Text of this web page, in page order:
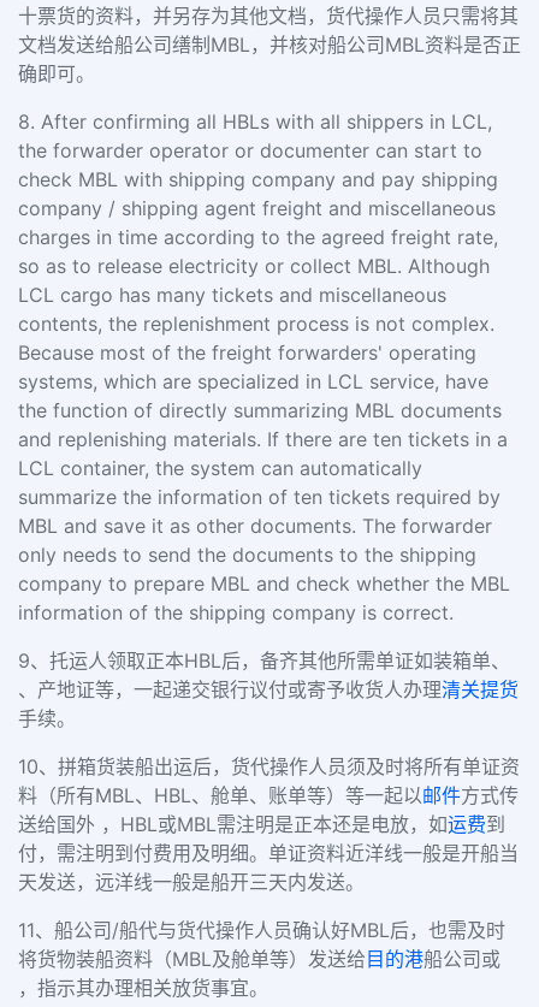
十票货的资料，并另存为其他文档，货代操作人员只需将其
文档发送给船公司缮制MBL，并核对船公司MBL资料是否正
确即可。
8. After confirming all HBLs with all shippers in LCL,
the forwarder operator or documenter can start to
check MBL with shipping company and pay shipping
company / shipping agent freight and miscellaneous
charges in time according to the agreed freight rate,
so as to release electricity or collect MBL. Although
LCL cargo has many tickets and miscellaneous
contents, the replenishment process is not complex.
Because most of the freight forwarders' operating
systems, which are specialized in LCL service, have
the function of directly summarizing MBL documents
and replenishing materials. If there are ten tickets in a
LCL container, the system can automatically
summarize the information of ten tickets required by
MBL and save it as other documents. The forwarder
only needs to send the documents to the shipping
company to prepare MBL and check whether the MBL
information of the shipping company is correct.
9、托运人领取正本HBL后，备齐其他所需单证如装箱单、
、产地证等，一起递交银行议付或寄予收货人办理清关提货
手续。
10、拼箱货装船出运后，货代操作人员须及时将所有单证资
料（所有MBL、HBL、舱单、账单等）等一起以邮件方式传
送给国外 ，HBL或MBL需注明是正本还是电放，如运费到
付，需注明到付费用及明细。单证资料近洋线一般是开船当
天发送，远洋线一般是船开三天内发送。
11、船公司/船代与货代操作人员确认好MBL后，也需及时
将货物装船资料（MBL及舱单等）发送给 目的港船公司或
，指示其办理相关放货事宜。